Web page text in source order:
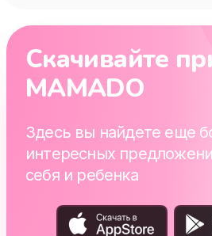
Скачивайте
MAMADO
Здесь вы найдете еще
интересных
себя и ребенка